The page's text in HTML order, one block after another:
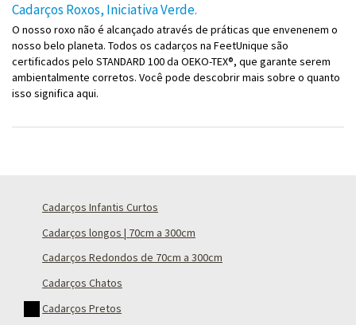
Cadarços Roxos, Iniciativa Verde.
O nosso roxo não é alcançado através de práticas que envenenem o
nosso belo planeta. Todos os cadarços na FeetUnique são
certificados pelo STANDARD 100 da OEKO-TEX®, que garante serem
ambientalmente corretos. Você pode descobrir mais sobre o quanto
isso significa aqui.
Cadarços Infantis Curtos
Cadarços longos | 70cm a 300cm
Cadarços Redondos de 70cm a 300cm
Cadarços Chatos
Cadarços Pretos